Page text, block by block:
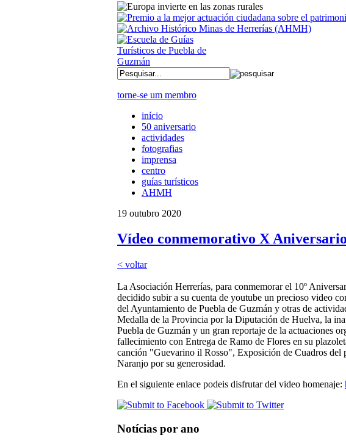
torne-se um membro
início
50 aniversario
actividades
fotografias
imprensa
centro
guías turísticos
AHMH
19 outubro 2020
Vídeo conmemorativo X
< voltar
La Asociación Herrerías, para conmemorar el 10º
decidido subir a su cuenta de youtube un precioso video
del Ayuntamiento de Puebla de Guzmán y otras de
Medalla de la Provincia por la Diputación de Huelva, la
Puebla de Guzmán y un gran reportaje de la actuaciones
fallecimiento con Entrega de Ramo de Flores en su
canción "Guevarino il Rosso", Exposición de Cuadros
Naranjo por su generosidad.
En el siguiente enlace podeis disfrutar del video homenaje:
Notícias por ano